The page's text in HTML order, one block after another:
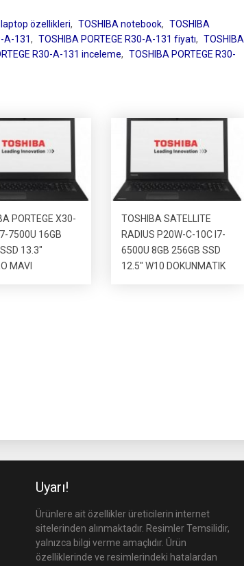
özellikleri, TOSHIBA notebook, TOSHIBA
A-131, TOSHIBA PORTEGE R30-A-131 fiyatı, TOSHIBA
R30-A-131 inceleme, TOSHIBA PORTEGE R30-
PORTEGE X30-
7500U 16GB
13.3″
MAVI
TOSHIBA SATELLITE
RADIUS P20W-C-10C I7-
6500U 8GB 256GB SSD
12.5″ W10 DOKUNMATIK
Uyarı!
Ürünlere ait özellikler üreticilerin internet
sitelerinden alınmaktadır. Resimler Temsilidir,
yalnızca bilgi verme amaçlıdır. Ürün
özelliklerinde ve resimlerindeki hatalardan